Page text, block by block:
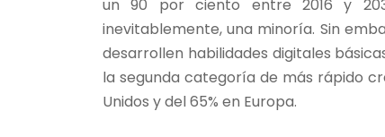
un 90 por ciento entre 2016 y
inevitablemente, una minoría. Sin
desarrollen habilidades digitales
la segunda categoría de más rápido
Unidos y del 65% en Europa.